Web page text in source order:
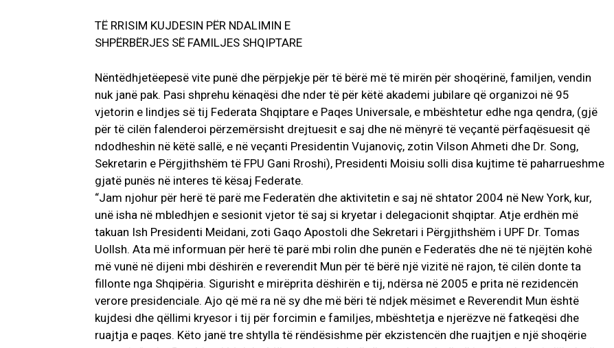
TË RRISIM KUJDESIN PËR NDALIMIN E
SHPËRBËRJES SË FAMILJES SHQIPTARE
Nëntëdhjetëepesë vite punë dhe përpjekje për të bërë më të mirën për shoqërinë, familjen, vendin
nuk janë pak. Pasi shprehu kënaqësi dhe nder të për këtë akademi jubilare që organizoi në 95
vjetorin e lindjes së tij Federata Shqiptare e Paqes Universale, e mbështetur edhe nga qendra, (gjë
për të cilën falenderoi përzemërsisht drejtuesit e saj dhe në mënyrë të veçantë përfaqësuesit që
ndodheshin në këtë sallë, e në veçanti Presidentin Vujanoviç, zotin Vilson Ahmeti dhe Dr. Song,
Sekretarin e Përgjithshëm të FPU Gani Rroshi), Presidenti Moisiu solli disa kujtime të paharrueshme
gjatë punës në interes të kësaj Federate.
“Jam njohur për herë të parë me Federatën dhe aktivitetin e saj në shtator 2004 në New York, kur,
unë isha në mbledhjen e sesionit vjetor të saj si kryetar i delegacionit shqiptar. Atje erdhën më
takuan Ish Presidenti Meidani, zoti Gaqo Apostoli dhe Sekretari i Përgjithshëm i UPF Dr. Tomas
Uollsh. Ata më informuan për herë të parë mbi rolin dhe punën e Federatës dhe në të njëjtën kohë
më vunë në dijeni mbi dëshirën e reverendit Mun për të bërë një vizitë në rajon, të cilën donte ta
fillonte nga Shqipëria. Sigurisht e mirëprita dëshirën e tij, ndërsa në 2005 e prita në rezidencën
verore presidenciale. Ajo që më ra në sy dhe më bëri të ndjek mësimet e Reverendit Mun është
kujdesi dhe qëllimi kryesor i tij për forcimin e familjes, mbështetja e njerëzve në fatkeqësi dhe
ruajtja e paqes. Këto janë tre shtylla të rëndësishme për ekzistencën dhe ruajtjen e një shoqërie